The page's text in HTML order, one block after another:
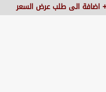
اضافة الى طلب عرض السعر